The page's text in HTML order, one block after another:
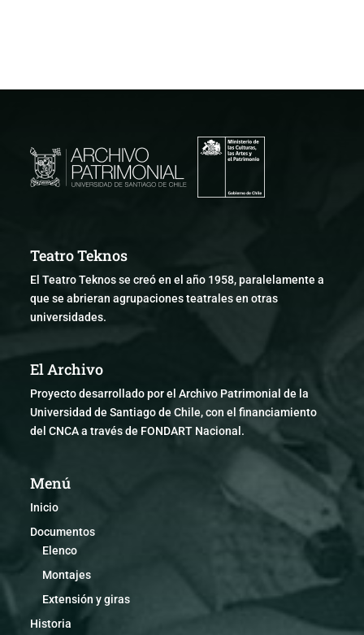
Teatro Teknos
El Teatro Teknos se creó en el año 1958, paralelamente a
que se abrieran agrupaciones teatrales en otras
universidades.
El Archivo
Proyecto desarrollado por el Archivo Patrimonial de la
Universidad de Santiago de Chile, con el financiamiento
del CNCA a través de FONDART Nacional.
Menú
Inicio
Documentos
Elenco
Montajes
Extensión y giras
Historia